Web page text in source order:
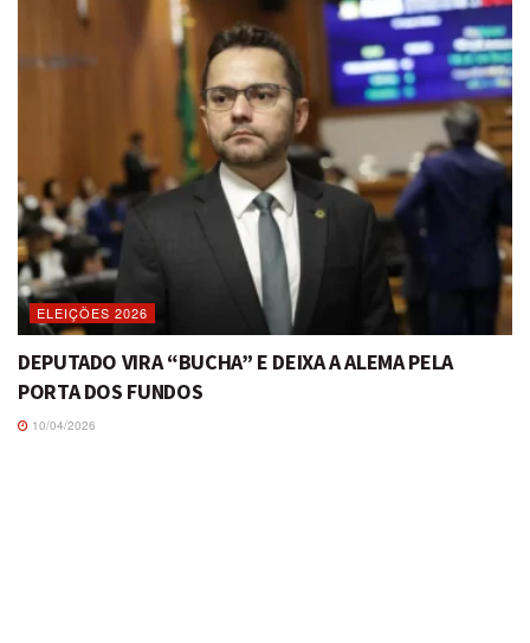
ELEIÇÕES 2026
DEPUTADO VIRA “BUCHA” E DEIXA A ALEMA PELA
PORTA DOS FUNDOS
10/04/2026